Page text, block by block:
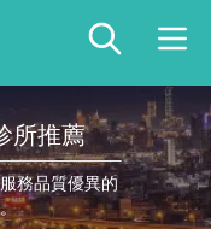
所推薦
務品質優異的